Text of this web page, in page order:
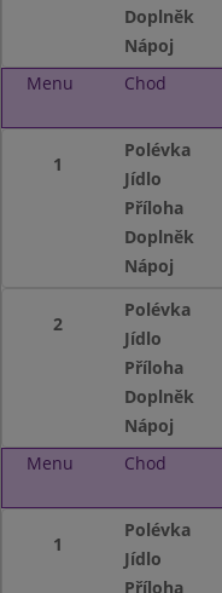
Doplněk
Nápoj
Menu
Chod
1
Polévka
Jídlo
Příloha
Doplněk
Nápoj
2
Polévka
Jídlo
Příloha
Doplněk
Nápoj
Menu
Chod
1
Polévka
Jídlo
Příloha